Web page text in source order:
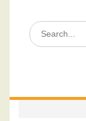
Search
for: